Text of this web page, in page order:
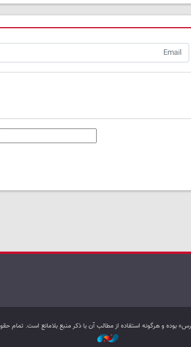
بوده و هرگونه استفاده از مطالب آن با ذکر منبع بلامانع است.